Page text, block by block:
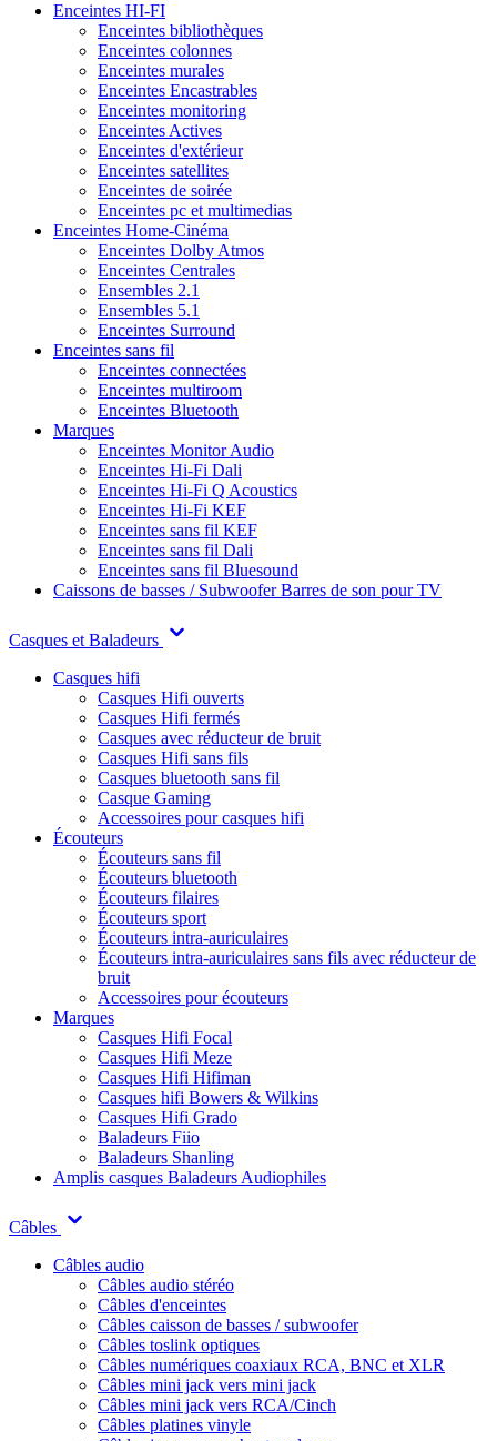
Enceintes HI-FI
Enceintes bibliothèques
Enceintes colonnes
Enceintes murales
Enceintes Encastrables
Enceintes monitoring
Enceintes Actives
Enceintes d'extérieur
Enceintes satellites
Enceintes de soirée
Enceintes pc et multimedias
Enceintes Home-Cinéma
Enceintes Dolby Atmos
Enceintes Centrales
Ensembles 2.1
Ensembles 5.1
Enceintes Surround
Enceintes sans fil
Enceintes connectées
Enceintes multiroom
Enceintes Bluetooth
Marques
Enceintes Monitor Audio
Enceintes Hi-Fi Dali
Enceintes Hi-Fi Q Acoustics
Enceintes Hi-Fi KEF
Enceintes sans fil KEF
Enceintes sans fil Dali
Enceintes sans fil Bluesound
Caissons de basses / SubwooferBarres de son pour TV
Casques et Baladeurs
Casques hifi
Casques Hifi ouverts
Casques Hifi fermés
Casques avec réducteur de bruit
Casques Hifi sans fils
Casques bluetooth sans fil
Casque Gaming
Accessoires pour casques hifi
Écouteurs
Écouteurs sans fil
Écouteurs bluetooth
Écouteurs filaires
Écouteurs sport
Écouteurs intra-auriculaires
Écouteurs intra-auriculaires sans fils avec réducteur de
bruit
Accessoires pour écouteurs
Marques
Casques Hifi Focal
Casques Hifi Meze
Casques Hifi Hifiman
Casques hifi Bowers & Wilkins
Casques Hifi Grado
Baladeurs Fiio
Baladeurs Shanling
Amplis casques Baladeurs Audiophiles
Câbles
Câbles audio
Câbles audio stéréo
Câbles d'enceintes
Câbles caisson de basses / subwoofer
Câbles toslink optiques
Câbles numériques coaxiaux RCA, BNC et XLR
Câbles mini jack vers mini jack
Câbles mini jack vers RCA/Cinch
Câbles platines vinyle